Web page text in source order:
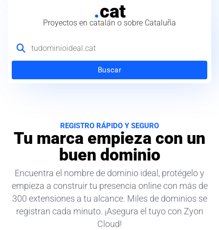
.cat
Proyectos en catalán o sobre Cataluña
Buscar
REGISTRO RÁPIDO Y SEGURO
Tu marca empieza con un
buen dominio
Encuentra el nombre de dominio ideal, protégelo y
empieza a construir tu presencia online con más de
300 extensiones a tu alcance. Miles de dominios se
registran cada minuto. ¡Asegura el tuyo con Zyon
Cloud!